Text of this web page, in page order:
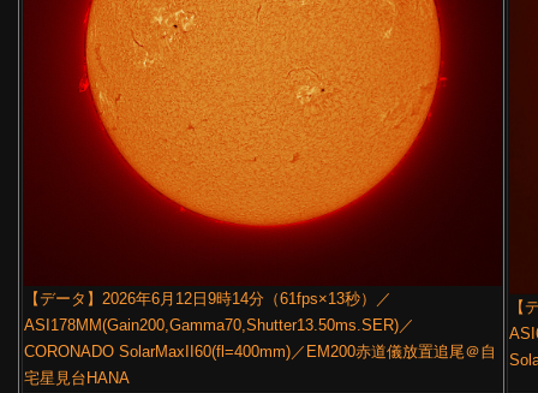
【データ】2026年6月12日9時14分（61fps×13秒）／
ASI178MM(Gain200,Gamma70,Shutter13.50ms.SER)／
CORONADO SolarMaxII60(fl=400mm)／EM200赤道儀放置追尾＠自
宅星見台HANA
【